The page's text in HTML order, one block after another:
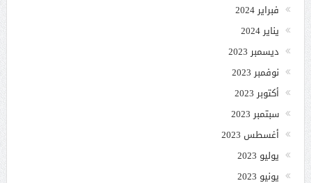
فبراير 2024
يناير 2024
ديسمبر 2023
نوفمبر 2023
أكتوبر 2023
سبتمبر 2023
أغسطس 2023
يوليو 2023
يونيو 2023